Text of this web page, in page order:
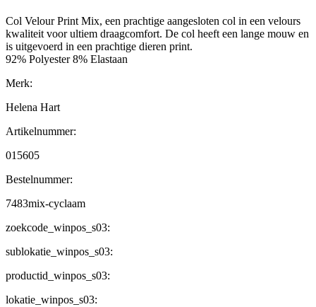
Col Velour Print Mix, een prachtige aangesloten col in een velours
kwaliteit voor ultiem draagcomfort. De col heeft een lange mouw en
is uitgevoerd in een prachtige dieren print.
92% Polyester 8% Elastaan
Merk:
Helena Hart
Artikelnummer:
015605
Bestelnummer:
7483mix-cyclaam
zoekcode_winpos_s03:
sublokatie_winpos_s03:
productid_winpos_s03:
lokatie_winpos_s03: